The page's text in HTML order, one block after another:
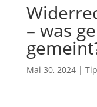
– was
Mai 30, 2024|